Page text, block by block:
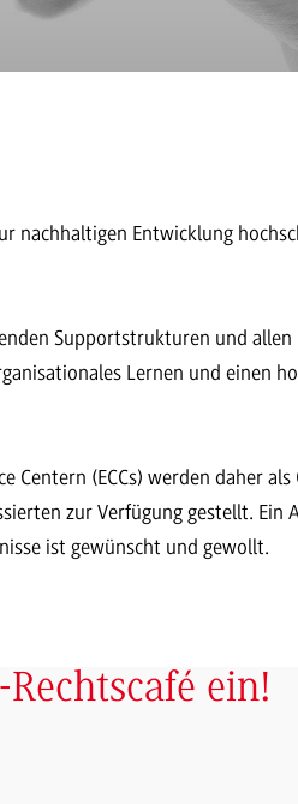
nachhaltigen Entwicklung
Supportstrukturen und allen
Lernen und einen
Centern (ECCs) werden daher als
zur Verfügung gestellt. Ein
ist gewünscht und gewollt.
ein!